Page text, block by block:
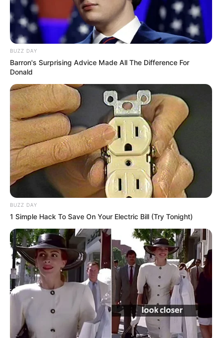
BUZZ DAY
Barron's Surprising Advice Made All The Difference For
Donald
BUZZ DAY
1 Simple Hack To Save On Your Electric Bill (Try Tonight)